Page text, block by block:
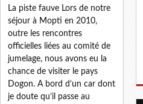
La piste fauve Lors de notre
séjour à Mopti en 2010,
outre les rencontres
officielles liées au comité de
jumelage, nous avons eu la
chance de visiter le pays
Dogon. A bord d’un car dont
je doute qu’il passe au